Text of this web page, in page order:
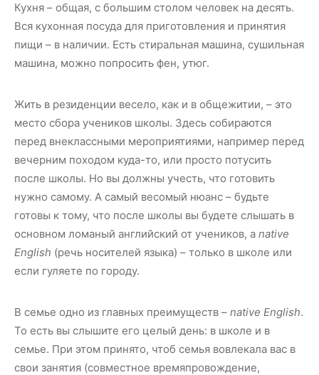
Кухня – общая, с большим столом человек на десять.
Вся кухонная посуда для приготовления и принятия
пищи – в наличии. Есть стиральная машина, сушильная
машина, можно попросить фен, утюг.
Жить в резиденции весело, как и в общежитии, – это
место сбора учеников школы. Здесь собираются
перед внеклассными мероприятиями, например перед
вечерним походом куда-то, или просто потусить
после школы. Но вы должны учесть, что готовить
нужно самому. А самый весомый нюанс – будьте
готовы к тому, что после школы вы будете слышать в
основном ломаный английский от учеников, а native
English (речь носителей языка) – только в школе или
если гуляете по городу.
В семье одно из главных преимуществ – native English.
То есть вы слышите его целый день: в школе и в
семье. При этом принято, чтоб семья вовлекала вас в
свои занятия (совместное времяпровождение,